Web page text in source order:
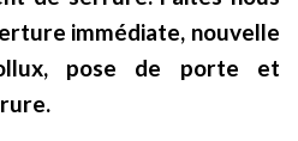
immédiate, nouvelle
pose de porte et